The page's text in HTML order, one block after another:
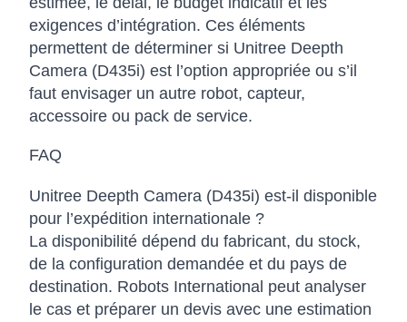
exigences d’intégration. Ces éléments
permettent de déterminer si Unitree Deepth
Camera (D435i) est l’option appropriée ou s’il
faut envisager un autre robot, capteur,
accessoire ou pack de service.
FAQ
Unitree Deepth Camera (D435i) est-il disponible
pour l’expédition internationale ?
La disponibilité dépend du fabricant, du stock,
de la configuration demandée et du pays de
destination. Robots International peut analyser
le cas et préparer un devis avec une estimation